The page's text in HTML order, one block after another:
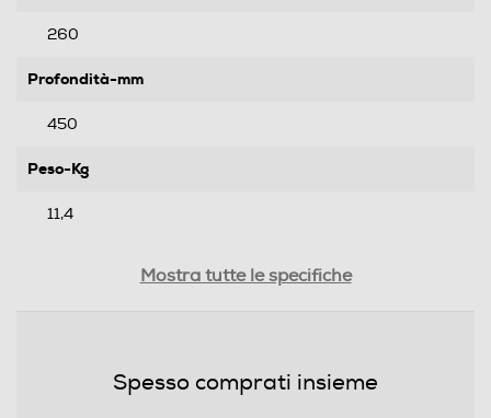
260
Profondità-mm
450
Peso-Kg
11,4
Mostra tutte le specifiche
Spesso comprati insieme